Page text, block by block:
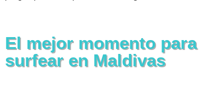
El mejor momento para
surfear en Maldivas